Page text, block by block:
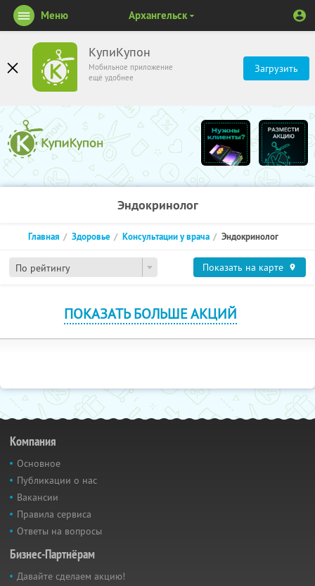
КупиКупон
Мобильное приложение
ещё удобнее
Загрузить
Меню Архангельск
Эндокринолог
По рейтингу
Главная Здоровье Консультации у врача Эндокринолог
Показать на карте
ПОКАЗАТЬ БОЛЬШЕ АКЦИЙ
Компания
Основное
Публикации о нас
Вакансии
Правила сервиса
Ответы на вопросы
Бизнес-Партнёрам
Давайте сделаем акцию!